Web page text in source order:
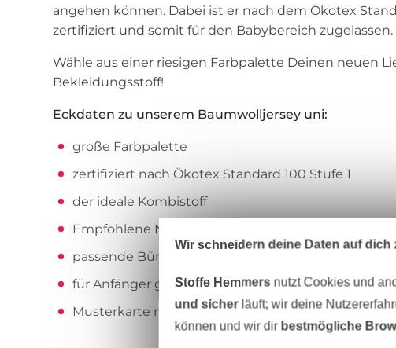
angehen können. Dabei ist er nach dem Ökotex
zertifiziert und somit für den Babybereich zugelassen.
Wähle aus einer riesigen Farbpalette Deinen neuen
Bekleidungsstoff!
Eckdaten zu unserem Baumwolljersey uni:
große Farbpalette
zertifiziert nach Ökotex Standard 100 Stufe 1
der ideale Kombistoff
Empfohlene Nadel: Nähmaschinen Jersey-Nadel
passende Bündchenstoffe im Shop erhältlich
für Anfänger geeignet
Musterkarte mit allen Farben verfügbar
Wir schneidern deine Daten auf dich
Stoffe Hemmers nutzt Cookies und
und sicherläuft; wir deine
können und wir dir bestmögliche